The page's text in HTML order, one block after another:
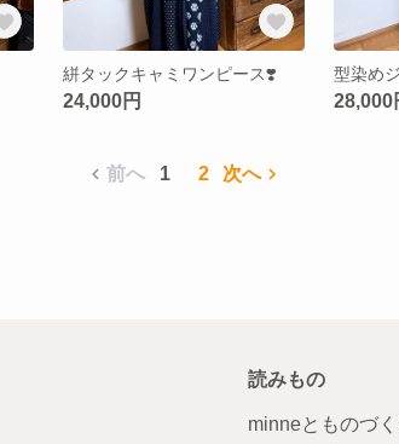
絣タックキャミワンピース❣️
24,000円
型染め
28,000
前へ 1 2 次へ
読みもの
minneとものづく